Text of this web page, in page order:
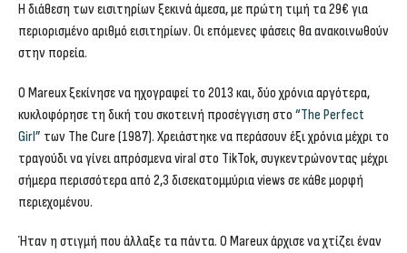
Η διάθεση των εισιτηρίων ξεκινά άμεσα, με πρώτη τιμή τα29€ για
περιορισμένο αριθμό εισιτηρίων. Οι επόμενες φάσεις θα ανακοινωθούν
στην πορεία.
Ο Mareux ξεκίνησε να ηχογραφεί το 2013 και, δύο χρόνια αργότερα,
κυκλοφόρησε τη δική του σκοτεινή προσέγγιση στο “The Perfect
Girl” των The Cure (1987). Χρειάστηκε να περάσουν έξι χρόνια μέχρι το
τραγούδι να γίνει απρόσμενα viral στο TikTok, συγκεντρώνοντας μέχρι
σήμερα περισσότερα από 2,3 δισεκατομμύρια views σε κάθε μορφή
περιεχομένου.
Ήταν η στιγμή που άλλαξε τα πάντα. Ο Mareux άρχισε να χτίζει έναν